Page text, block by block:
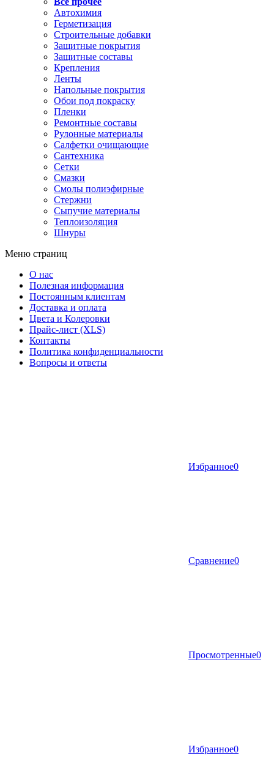
Автохимия
Герметизация
Строительные добавки
Защитные покрытия
Защитные составы
Крепления
Ленты
Напольные покрытия
Обои под покраску
Пленки
Ремонтные составы
Рулонные материалы
Салфетки очищающие
Сантехника
Сетки
Смазки
Смолы полиэфирные
Стержни
Сыпучие материалы
Теплоизоляция
Шнуры
Меню страниц
О нас
Полезная информация
Постоянным клиентам
Доставка и оплата
Цвета и Колеровки
Прайс-лист (XLS)
Контакты
Политика конфиденциальности
Вопросы и ответы
Избранное0
Сравнение0
Просмотренные0
Избранное0